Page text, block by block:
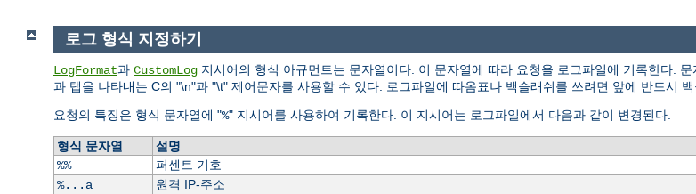
로그 형식 지정하기
LogFormat과 CustomLog 지시어의 형식 아규먼트는 문자열이다. 이 문자열에 따라 요청을 로그파일에 기록한다.
과 탭을 나타내는 C의 "\n"과 "\t" 제어문자를 사용할 수 있다. 로그파일에 따옴표나 백슬래쉬를 쓰려면 앞에 반드시
요청의 특징은 형식 문자열에 "%" 지시어를 사용하여 기록한다. 이 지시어는 로그파일에서 다음과 같이 변경된다.
형식 문자열
설명
%%
퍼센트 기호
%...a
원격 IP-주소